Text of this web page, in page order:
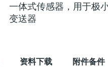
一体式传感器，用于极
变送器
资料下载 附件备件